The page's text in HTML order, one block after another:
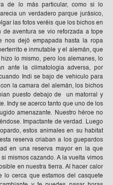
de lo más particular, como si lo
un verdadero parque jurásico,
las fotos veréis que los bichos en
de aventura se vio reforzada a tope
nos dejó empapada hasta la ropa
e inmutable y el alemán, que
lo mismo, pero los alemanes, lo
ante la climatologia adversa, por
Indi se bajo de vehiculo para
la camara del alemán, los bichos
puesto debajo de un matorral y
Indy se acerco tanto que uno de los
amenazante. Nuestro héroe no
Impactante de verdad. Luego
estos animales en su habitat
reserva criaban a los guepardos
en una reserva mayor en la que
mismos cazando. A la vuelta vimos
en nuestra tierra. Al hacer calor
lo cerca que estamos del casquete